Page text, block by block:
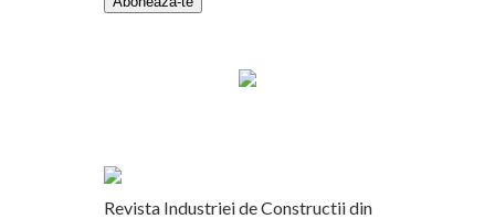
Revista Industriei de Constructii din